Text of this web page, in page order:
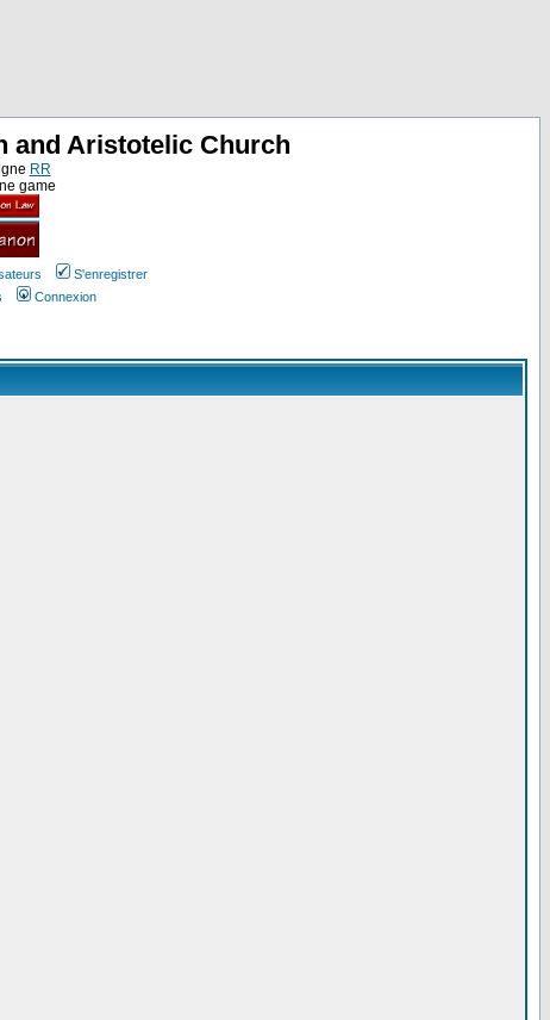
and Aristotelic Church
RR
game
S'enregistrer
Connexion